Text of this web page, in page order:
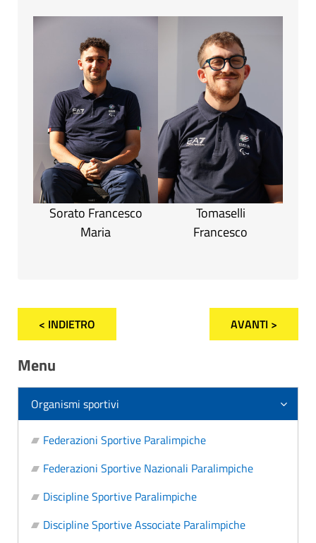
Sorato Francesco
Maria
Tomaselli
Francesco
< INDIETRO AVANTI >
Menu
Organismi sportivi
Federazioni Sportive Paralimpiche
Federazioni Sportive Nazionali Paralimpiche
Discipline Sportive Paralimpiche
Discipline Sportive Associate Paralimpiche